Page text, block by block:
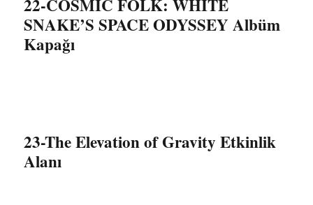
22-COSMIC FOLK: WHITE
SNAKE’S SPACE ODYSSEY Albüm
Kapağı
23-The Elevation of Gravity Etkinlik
Alanı